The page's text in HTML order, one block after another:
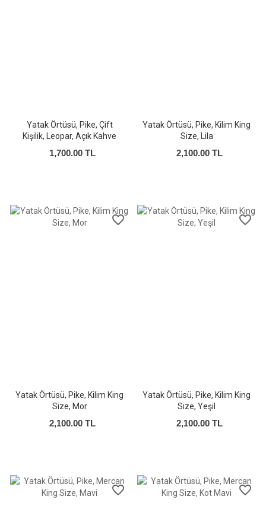
Yatak Örtüsü, Pike, Çift
Kişilik, Leopar, Açık Kahve
1,700.00 TL
Yatak Örtüsü, Pike, Kilim King
Size, Lila
2,100.00 TL
favorite_border
Yatak Örtüsü, Pike, Kilim King
Size, Mor
2,100.00 TL
favorite_border
Yatak Örtüsü, Pike, Kilim King
Size, Yeşil
2,100.00 TL
favorite_border favorite_border